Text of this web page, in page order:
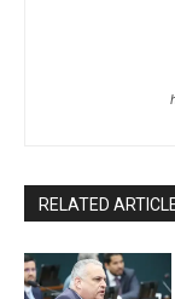
RELATED